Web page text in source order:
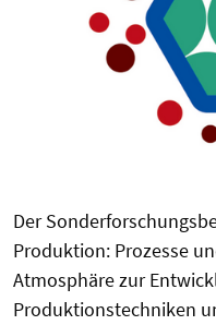
Der
Produktion: Prozesse
Atmosphäre zur
Produktionstechniken